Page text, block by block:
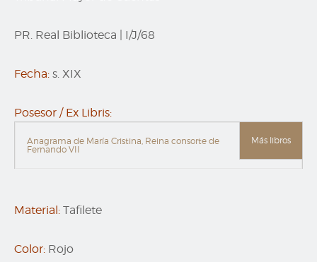
PR. Real Biblioteca I/J/68
Fecha: s. XIX
Posesor / Ex Libris:
Anagrama de María Cristina, Reina consorte de
Fernando VII
Más libros
Material: Tafilete
Color: Rojo